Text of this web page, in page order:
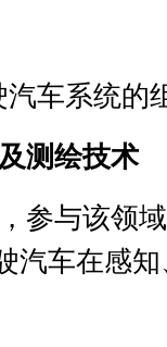
汽车系统的
测绘技术
参与该领
汽车在感